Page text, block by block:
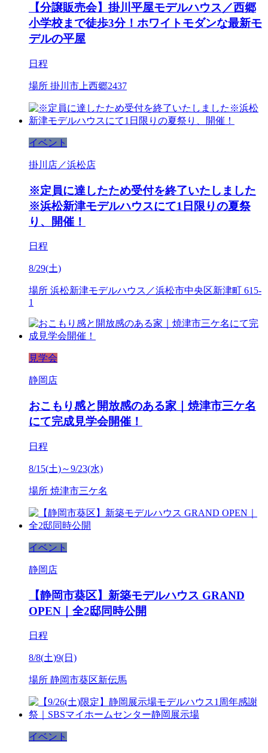
【分譲販売会】掛川平屋モデルハウス／西郷
小学校まで徒歩3分！ホワイトモダンな最新モ
デルの平屋
日程
場所 掛川市上西郷2437
イベント
掛川店／浜松店
※定員に達したため受付を終了いたしました
※浜松新津モデルハウスにて1日限りの夏祭
り、開催！
日程
8/29(土)
場所 浜松新津モデルハウス／浜松市中央区新津町 615-
1
見学会
静岡店
おこもり感と開放感のある家｜焼津市三ケ名
にて完成見学会開催！
日程
8/15(土)～9/23(水)
場所 焼津市三ケ名
イベント
静岡店
【静岡市葵区】新築モデルハウス GRAND
OPEN｜全2邸同時公開
日程
8/8(土)9(日)
場所 静岡市葵区新伝馬
イベント